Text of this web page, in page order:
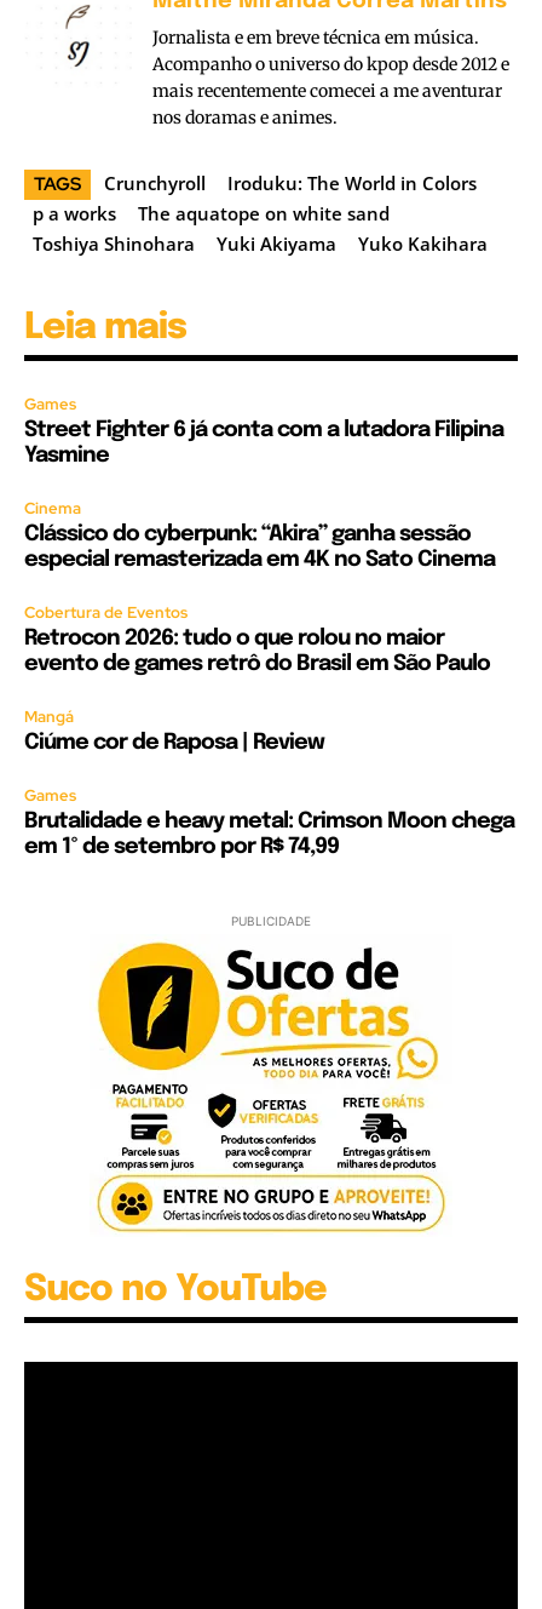
Jornalista e em breve técnica em música.
Acompanho o universo do kpop desde 2012 e
mais recentemente comecei a me aventurar
nos doramas e animes.
TAGS Crunchyroll
Iroduku: The World in Colors
p a works
The aquatope on white sand
Toshiya Shinohara
Yuki Akiyama Yuko Kakihara
Leia mais
Games
Street Fighter 6 já conta com a lutadora Filipina
Yasmine
Cinema
Clássico do cyberpunk: “Akira” ganha sessão
especial remasterizada em 4K no Sato Cinema
Cobertura de Eventos
Retrocon 2026: tudo o que rolou no maior
evento de games retrô do Brasil em São Paulo
Mangá
Ciúme cor de Raposa | Review
Games
Brutalidade e heavy metal: Crimson Moon chega
em 1º de setembro por R$ 74,99
PUBLICIDADE
Suco no YouTube